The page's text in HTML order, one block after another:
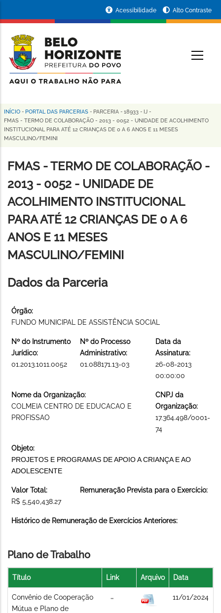
conteúdo
principal
da
Prefeitura
de
Horizonte
Acessibilidade Alto Contraste
Trilha
de
INÍCIO - PORTAL DAS PARCERIAS - PARCERIA - 18933 - IJ -
FMAS - TERMO DE COLABORAÇÃO - 2013 - 0052 - UNIDADE DE ACOLHIMENTO
INSTITUCIONAL PARA ATÉ 12 CRIANÇAS DE 0 A 6 ANOS E 11 MESES
MASCULINO/FEMINI
FMAS - TERMO DE COLABORAÇÃO -
2013 - 0052 - UNIDADE DE
ACOLHIMENTO INSTITUCIONAL
PARA ATÉ 12 CRIANÇAS DE 0 A 6
ANOS E 11 MESES
MASCULINO/FEMINI
Dados da Parceria
Órgão:
FUNDO MUNICIPAL DE ASSISTÊNCIA SOCIAL
Nº do Instrumento
Jurídico:
01.2013.1011.0052
Nº do Processo
Administrativo:
01.088171.13-03
Data da
Assinatura:
26-08-2013
00:00:00
Nome da Organização:
COLMEIA CENTRO DE EDUCACAO E
PROFISSAO
CNPJ da
Organização:
17.364.498/0001-
74
Objeto:
PROJETOS E PROGRAMAS DE APOIO A CRIANÇA E AO
ADOLESCENTE
Valor Total:
R$ 5,540,438.27
Remuneração Prevista para o Exercício:
Histórico de Remuneração de Exercícios Anteriores:
Plano de Trabalho
Título Link Arquivo Data
Convênio de Cooperação
Mútua e Plano de
11/01/2024